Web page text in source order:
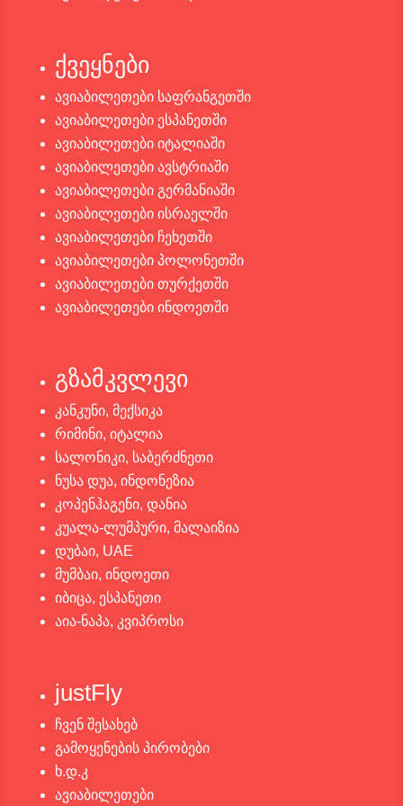
ქვეყნები
ავიაბილეთები საფრანგეთში
ავიაბილეთები ესპანეთში
ავიაბილეთები იტალიაში
ავიაბილეთები ავსტრიაში
ავიაბილეთები გერმანიაში
ავიაბილეთები ისრაელში
ავიაბილეთები ჩეხეთში
ავიაბილეთები პოლონეთში
ავიაბილეთები თურქეთში
ავიაბილეთები ინდოეთში
გზამკვლევი
კანკუნი, მექსიკა
რიმინი, იტალია
სალონიკი, საბერძნეთი
ნუსა დუა, ინდონეზია
კოპენჰაგენი, დანია
კუალა-ლუმპური, მალაიზია
დუბაი, UAE
მუმბაი, ინდოეთი
იბიცა, ესპანეთი
აია-ნაპა, კვიპროსი
justFly
ჩვენ შესახებ
გამოყენების პირობები
ხ.დ.კ
ავიაბილეთები